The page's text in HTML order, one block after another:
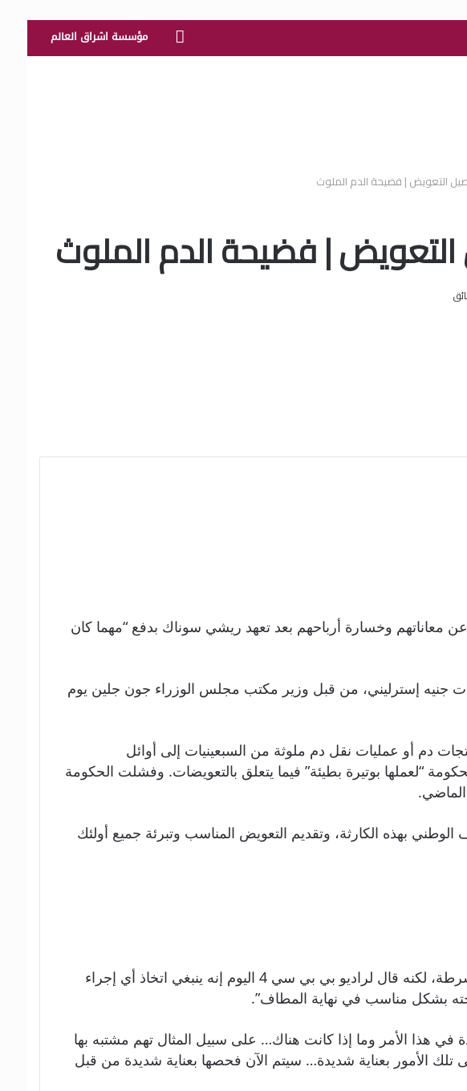
الرئيسيةمؤسسة اشراق العالم
التعويض | فضيحة الدم الملوث
| فضيحة الدم الملوث
معاناتهم وخسارة أرباحهم بعد تعهد ريشي سوناك بدفع “مهما كان
المخطط الذي طال انتظاره، والذي من المتوقع أن يكلف أكثر من 10 مليارات جنيه إسترليني، من قبل وزير مكتب مجلس الوزراء جون جلين يوم
التي توفي فيها 3000 شخص بعد أن تم إعطاء 30000 شخص منتجات دم أو عمليات نقل دم ملوثة من السبعينيات إلى أوائل
وانتقد الحكومة “لعملها بوتيرة بطيئة” فيما يتعلق بالتعويضات. وفشلت الحكومة
بهذه الكارثة، وتقديم التعويض المناسب وتبرئة جميع أولئك
وقال وزير العمل والمعاشات ميل سترايد، يوم الثلاثاء، إن المسائل الجنائية هي مسألة تخص الشرطة، لكنه قال لراديو بي بي سي 4 اليوم إنه ينبغي اتخاذ أي إجراء
بشكل مناسب في نهاية المطاف”.
الأمر وما إذا كانت هناك… على سبيل المثال تهم مشتبه بها
الأمور بعناية شديدة… سيتم الآن فحصها بعناية شديدة من قبل